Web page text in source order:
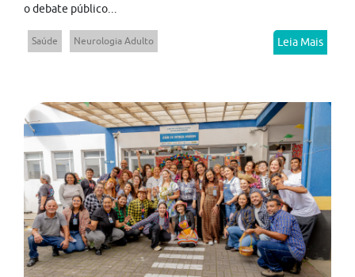
o debate público...
Saúde Neurologia Adulto Leia Mais